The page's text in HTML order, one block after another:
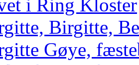
i Ring Kloster
Birgitte,
Gøye,